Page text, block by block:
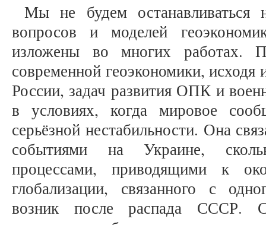
Мы не будем останавливаться
вопросов и моделей
изложены во многих работах.
современной геоэкономики, исходя
России, задач развития ОПК и
в условиях, когда мировое
серьёзной нестабильности. Она
событиями на Украине,
процессами, приводящими к
глобализации, связанного с
возник после распада СССР.